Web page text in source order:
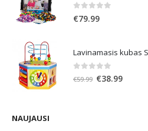
0out of 5
€79.99
Lavinamasis kubas
out of 5
€59.99 Original
€38.99Current
NAUJAUSI